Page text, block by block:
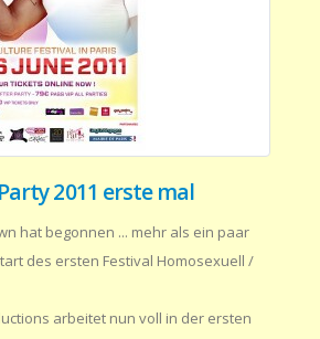
2011 erste mal
hat begonnen ... mehr als ein paar
des ersten Festival Homosexuell /
arbeitet nun voll in der ersten